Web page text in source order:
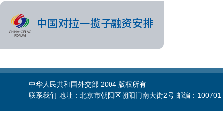
中华人民共和国外交部 2004 版权所有
联系我们 地址：北京市朝阳区朝阳门南大街2号 邮编：